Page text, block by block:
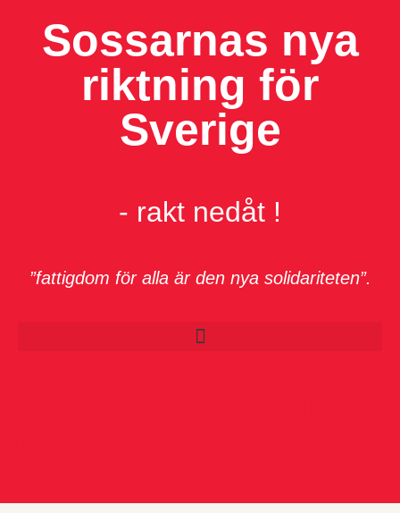
Sossarnas nya
riktning för
Sverige
- rakt nedåt !
”fattigdom för alla är den nya solidariteten”.